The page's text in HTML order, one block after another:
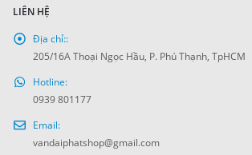
LIÊN HỆ
Địa chỉ::
205/16A Thoại Ngọc Hầu, P. Phú Thạnh, TpHCM
Hotline:
0939 801177
Email:
vandaiphatshop@gmail.com